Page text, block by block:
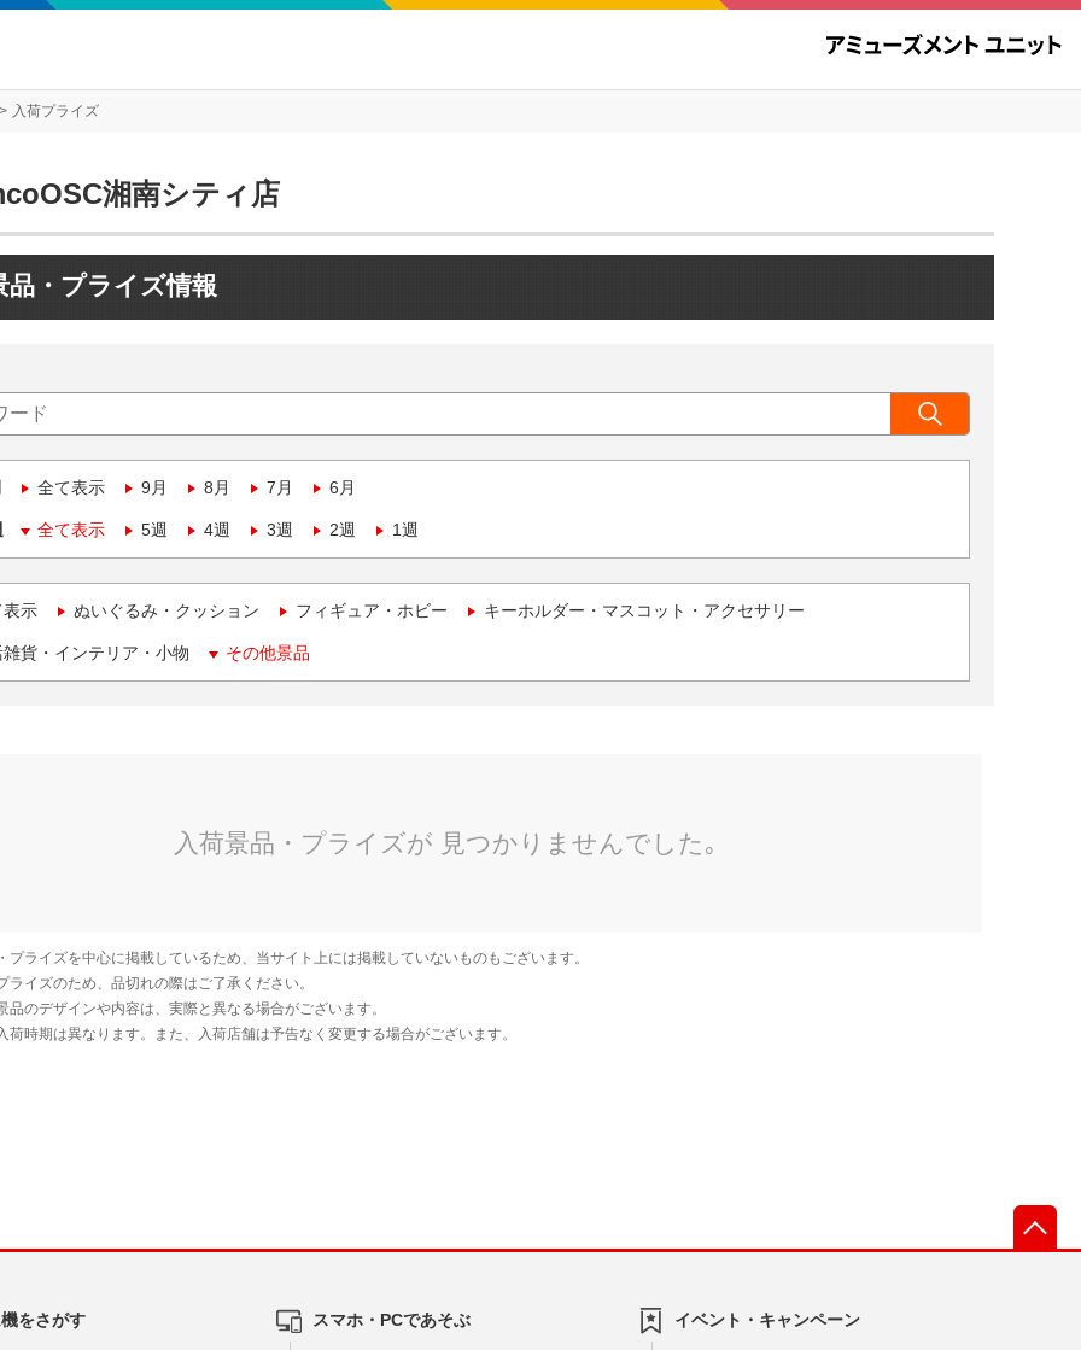
入荷プライズ
湘南シティ店
品・プライズ情報
全て表示 9月 8月 7月 6月
全て表示 5週 4週 3週 2週 1週
表示 ぬいぐるみ・クッション フィギュア・ホビー キーホルダー・マスコット・アクセサリー
貨・インテリア・小物 その他景品
をさがす スマホ・PCであそぶ イベント・キャンペーン